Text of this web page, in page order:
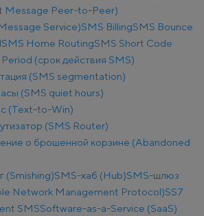
Message Peer-to-Peer)
Service)SMS BillingSMS Bounce
SMS Home RoutingSMS Short Code
(срок действия SMS)
(SMS segmentation)
(SMS quiet hours)
(Text-to-Win)
(SMS Router)
о брошенной корзине (Abandoned
(Smishing)SMS-хаб (Hub)SMS-шлюз
Network Management Protocol)SS7
SMSSoftware-as-a-Service (SaaS)